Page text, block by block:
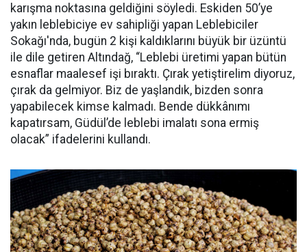
karışma noktasına geldiğini söyledi. Eskiden 50’ye
yakın leblebiciye ev sahipliği yapan Leblebiciler
Sokağı'nda, bugün 2 kişi kaldıklarını büyük bir üzüntü
ile dile getiren Altındağ, “Leblebi üretimi yapan bütün
esnaflar maalesef işi bıraktı. Çırak yetiştirelim diyoruz,
çırak da gelmiyor. Biz de yaşlandık, bizden sonra
yapabilecek kimse kalmadı. Bende dükkânımı
kapatırsam, Güdül’de leblebi imalatı sona ermiş
olacak” ifadelerini kullandı.